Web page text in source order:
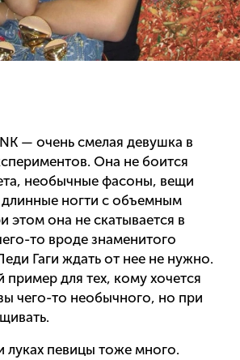
— очень смелая девушка в
Она не боится
необычные фасоны, вещи
ногти с объемным
этом она не скатывается в
то вроде знаменитого
Гаги ждать от нее не нужно.
для тех, кому хочется
чего-то необычного, но при
луках певицы тоже много.